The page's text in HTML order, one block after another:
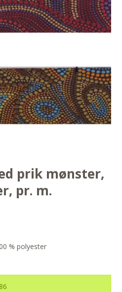
prik mønster,
pr. m.
% polyester